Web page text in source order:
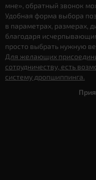
мне», обратный звонок
Удобная форма выбора
в параметрах, размерах,
благодаря
просто выбрать нужную
Для желающих
сотрудничеству, есть
систему дропшиппинга.